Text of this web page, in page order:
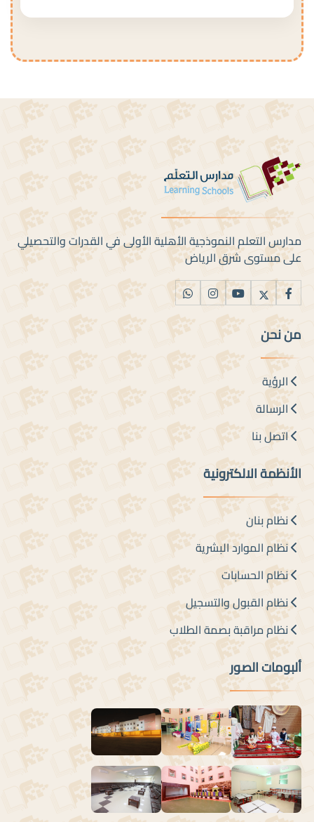
مدارس التعلم النموذجية الأهلية الأولى في القدرات والتحصيلي
على مستوى شرق الرياض
من نحن
الرؤية
الرسالة
اتصل بنا
الأنظمة الالكترونية
نظام بنان
نظام الموارد البشرية
نظام الحسابات
نظام القبول والتسجيل
نظام مراقبة بصمة الطلاب
ألبومات الصور